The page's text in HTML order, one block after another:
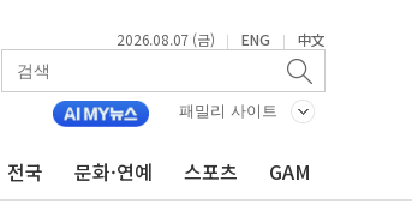
2026.08.07 (금) | ENG | 中文
패밀리 사이트
전국 문화·연예 스포츠 GAM
정지·5명 부상